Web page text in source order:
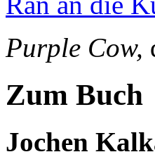
Purple Cow,
Zum Buch
Jochen